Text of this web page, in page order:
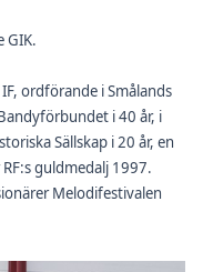
GIK.
ordförande i Smålands
i 40 år, i
Sällskap i 20 år, en
guldmedalj 1997.
Melodifestivalen